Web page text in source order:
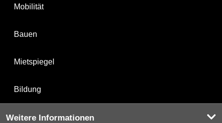
Mobilität
Bauen
Mietspiegel
Bildung
Weitere Informationen